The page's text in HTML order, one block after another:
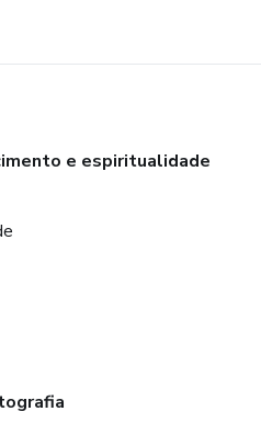
e espiritualidade